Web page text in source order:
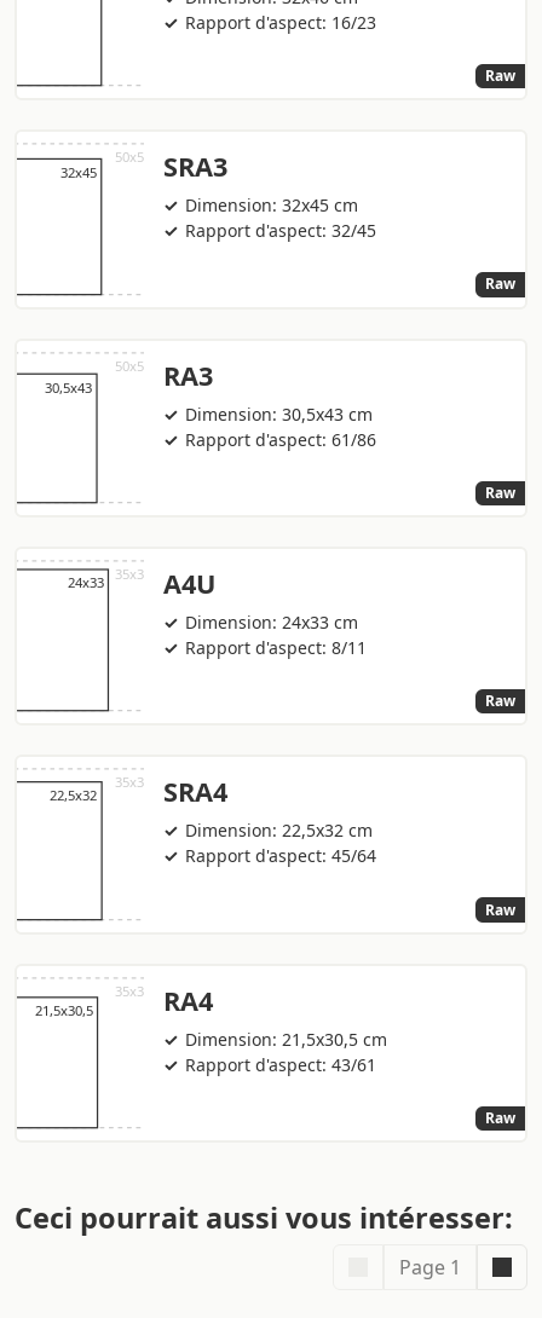
Rapport d'aspect: 16/23
Raw
SRA3
Dimension: 32x45 cm
Rapport d'aspect: 32/45
Raw
RA3
Dimension: 30,5x43 cm
Rapport d'aspect: 61/86
Raw
A4U
Dimension: 24x33 cm
Rapport d'aspect: 8/11
Raw
SRA4
Dimension: 22,5x32 cm
Rapport d'aspect: 45/64
Raw
RA4
Dimension: 21,5x30,5 cm
Rapport d'aspect: 43/61
Raw
Ceci pourrait aussi vous intéresser:
Page 1